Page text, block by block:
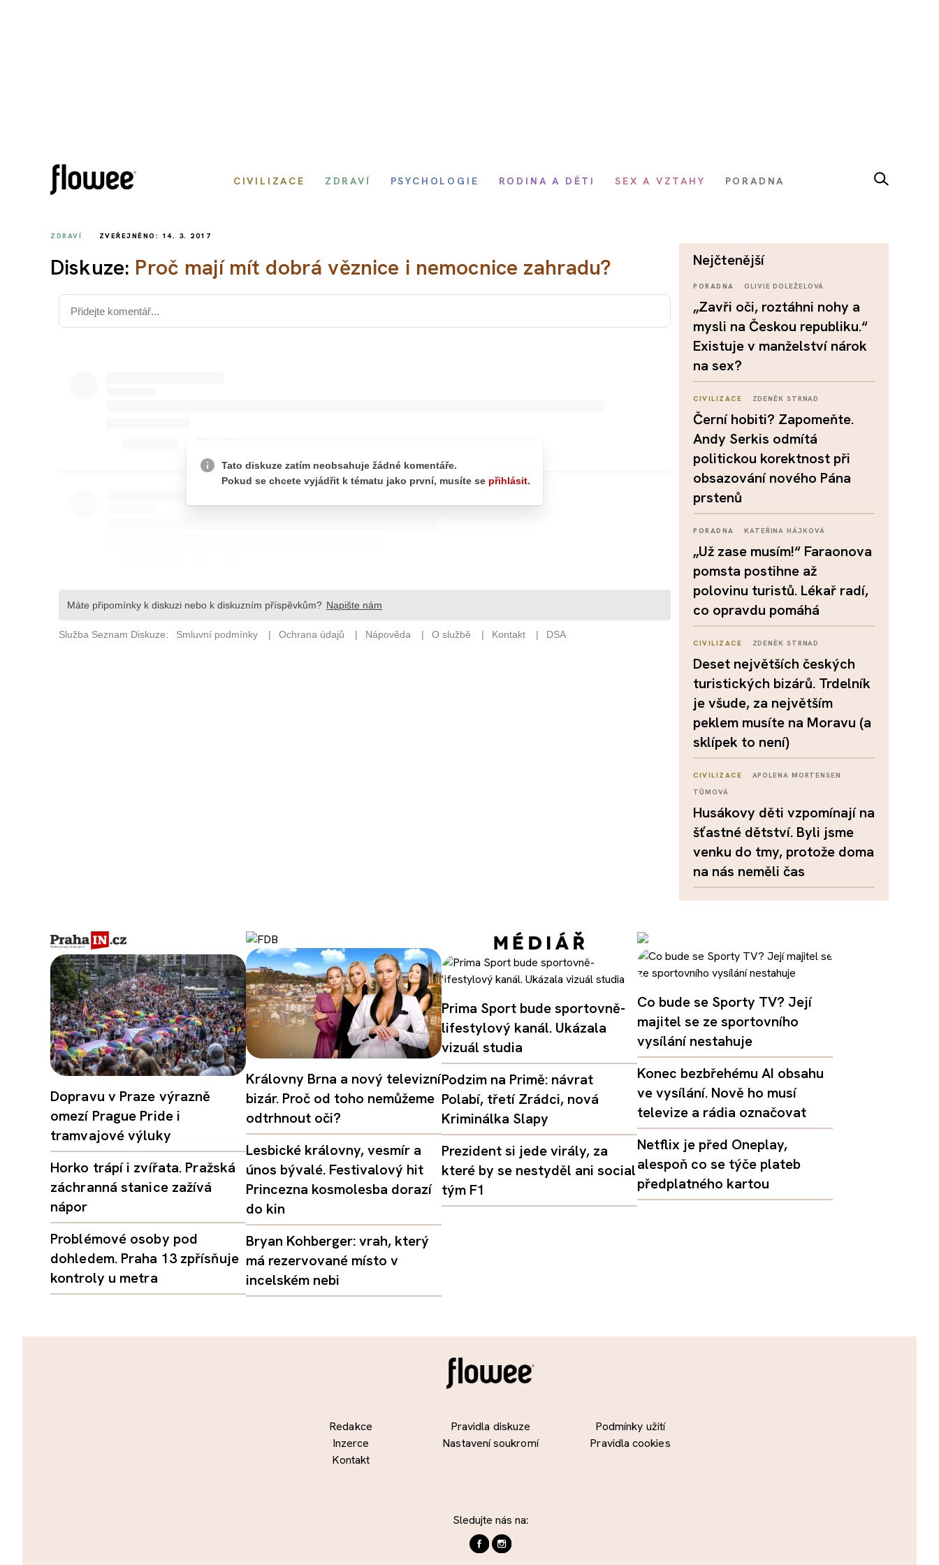
CIVILIZACE ZDRAVÍ PSYCHOLOGIE RODINA A DĚTI SEX A VZTAHY PORADNA
ZDRAVÍ ZVEŘEJNĚNO: 14. 3. 2017
Diskuze: Proč mají mít dobrá věznice i nemocnice zahradu? nejčtenější
PORADNA OLIVIE DOLEŽELOVÁ
„Zavři oči, roztáhni nohy a
mysli na Českou republiku.“
Existuje v manželství nárok
na sex?
CIVILIZACE ZDENĚK STRNAD
Černí hobiti? Zapomeňte.
Andy Serkis odmítá
politickou korektnost při
obsazování nového Pána
prstenů
PORADNA KATEŘINA HÁJKOVÁ
„Už zase musím!“ Faraonova
pomsta postihne až
polovinu turistů. Lékař radí,
co opravdu pomáhá
CIVILIZACE ZDENĚK STRNAD
Deset největších českých
turistických bizárů. Trdelník
je všude, za největším
peklem musíte na Moravu (a
sklípek to není)
CIVILIZACE
APOLENA MORTENSEN
TŮMOVÁ
Husákovy děti vzpomínají na
šťastné dětství. Byli jsme
venku do tmy, protože doma
na nás neměli čas
Dopravu v Praze výrazně
omezí Prague Pride i
tramvajové výluky
Horko trápí i zvířata. Pražská
záchranná stanice zažívá
nápor
Problémové osoby pod
dohledem. Praha 13 zpřísňuje
kontroly u metra
Královny Brna a nový televizní
bizár. Proč od toho nemůžeme
odtrhnout oči?
Lesbické královny, vesmír a
únos bývalé. Festivalový hit
Princezna kosmolesba dorazí
do kin
Bryan Kohberger: vrah, který
má rezervované místo v
incelském nebi
Prima Sport bude sportovně-
lifestylový kanál. Ukázala
vizuál studia
Podzim na Primě: návrat
Polabí, třetí Zrádci, nová
Kriminálka Slapy
Prezident si jede virály, za
které by se nestyděl ani social
tým F1
Co bude se Sporty TV? Její
majitel se ze sportovního
vysílání nestahuje
Konec bezbřehému AI obsahu
ve vysílání. Nově ho musí
televize a rádia označovat
Netflix je před Oneplay,
alespoň co se týče plateb
předplatného kartou
Redakce
Inzerce
Kontakt
Pravidla diskuze
Nastavení soukromí
Podmínky užití
Pravidla cookies
Sledujte nás na: